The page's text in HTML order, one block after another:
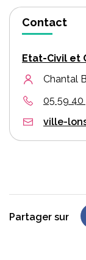
Contact
Etat-Civil et
Chantal
05 59 40
ville-
Partager sur